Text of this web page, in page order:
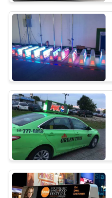
Tampilan
Warna
Tampilan